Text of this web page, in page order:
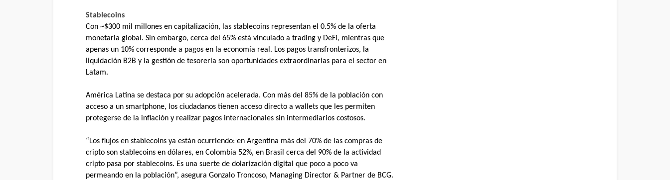
Stablecoins
Con ~$300 mil millones en capitalización, las stablecoins representan el 0.5% de la oferta
monetaria global. Sin embargo, cerca del 65% está vinculado a trading y DeFi, mientras que
apenas un 10% corresponde a pagos en la economía real. Los pagos transfronterizos, la
liquidación B2B y la gestión de tesorería son oportunidades extraordinarias para el sector en
Latam.
América Latina se destaca por su adopción acelerada. Con más del 85% de la población con
acceso a un smartphone, los ciudadanos tienen acceso directo a wallets que les permiten
protegerse de la inflación y realizar pagos internacionales sin intermediarios costosos.
“Los flujos en stablecoins ya están ocurriendo: en Argentina más del 70% de las compras de
cripto son stablecoins en dólares, en Colombia 52%, en Brasil cerca del 90% de la actividad
cripto pasa por stablecoins. Es una suerte de dolarización digital que poco a poco va
permeando en la población”, asegura Gonzalo Troncoso, Managing Director & Partner de BCG.